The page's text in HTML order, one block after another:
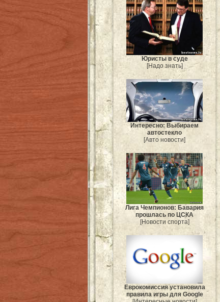
Юристы в суде
[Надо знать]
Интересно: Выбираем
автостекло
[Авто новости]
Лига Чемпионов: Бавария
прошлась по ЦСКА
[Новости спорта]
Еврокомиссия установила
правила игры для Google